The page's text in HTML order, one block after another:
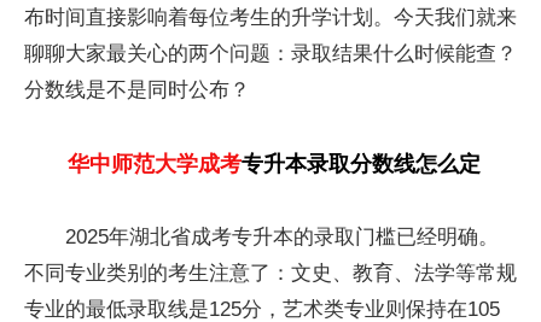
布时间直接影响着每位考生的升学计划。今天我们就来
聊聊大家最关心的两个问题：录取结果什么时候能查？
分数线是不是同时公布？
华中师范大学成考专升本录取分数线怎么定
2025年湖北省成考专升本的录取门槛已经明确。
不同专业类别的考生注意了：文史、教育、法学等常规
专业的最低录取线是125分，艺术类专业则保持在105